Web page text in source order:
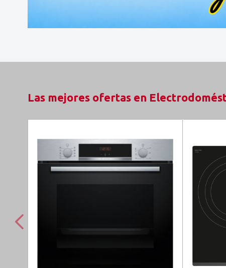
Las mejores ofertas en